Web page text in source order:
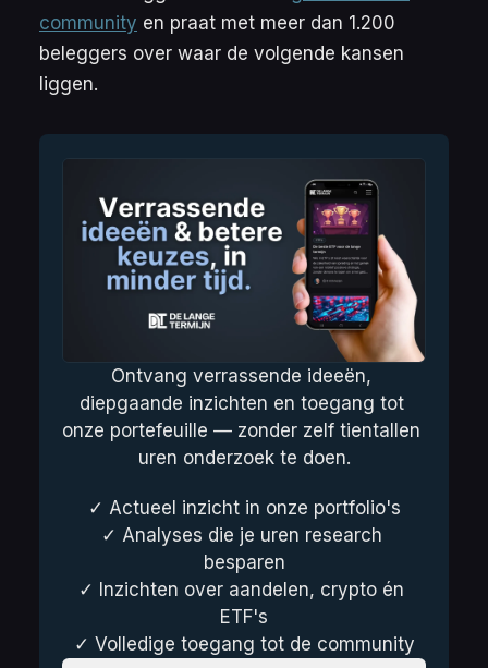
community en praat met meer dan 1.200
beleggers over waar de volgende kansen
liggen.
Ontvang verrassende ideeën,
diepgaande inzichten en toegang tot
onze portefeuille — zonder zelf tientallen
uren onderzoek te doen.
✓ Actueel inzicht in onze portfolio's
✓ Analyses die je uren research
besparen
✓ Inzichten over aandelen, crypto én
ETF's
✓ Volledige toegang tot de community